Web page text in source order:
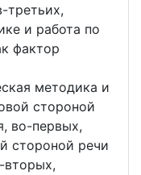
третьих,
и работа по
фактор
методика и
стороной
во-первых,
стороной речи
вторых,